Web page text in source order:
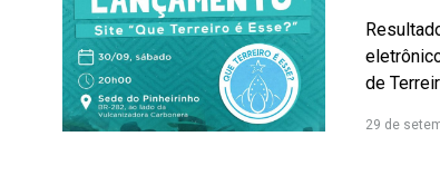
de
29 de